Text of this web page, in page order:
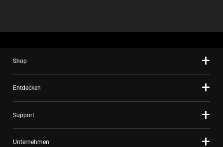
Shop
Entdecken
Support
Unternehmen